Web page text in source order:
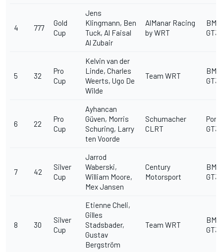
4 777
Gold
Cup
Jens
Klingmann, Ben
Tuck, Al Faisal
Al Zubair
AlManar Racing
by WRT
GT3
5 32
Pro
Cup
Kelvin van der
Linde, Charles
Weerts, Ugo De
Wilde
Team WRT
GT3
6 22
Pro
Cup
Ayhancan
Güven, Morris
Schuring, Larry
ten Voorde
Schumacher
CLRT
GT3
7 42
Silver
Cup
Jarrod
Waberski,
William Moore,
Mex Jansen
Century
Motorsport
GT3
8 30
Silver
Cup
Etienne Cheli,
Gilles
Stadsbader,
Gustav
Bergström
Team WRT
GT3